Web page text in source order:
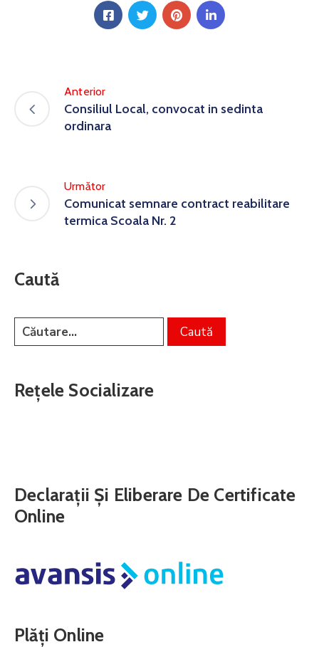
Anterior
Consiliul Local, convocat in sedinta
ordinara
Următor
Comunicat semnare contract reabilitare
termica Scoala Nr. 2
Caută
Rețele Socializare
Declarații Și Eliberare De Certificate
Online
Plăți Online